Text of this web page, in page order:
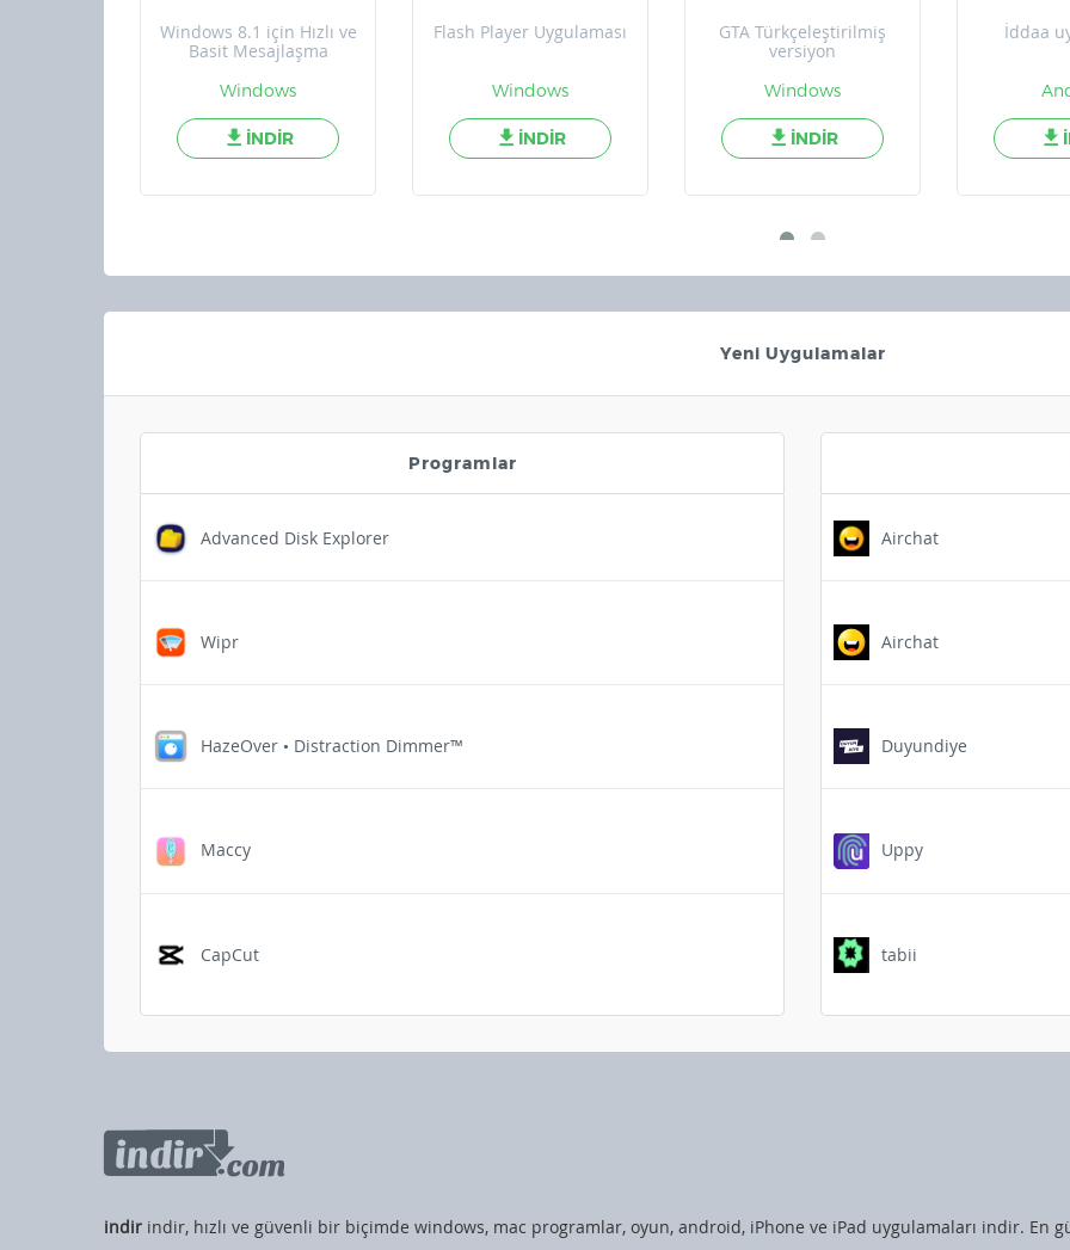
Windows 8.1 için Hızlı ve
Basit Mesajlaşma
Uygulaması
Windows
İNDİR
Flash Player Uygulaması
Windows
İNDİR
GTA Türkçeleştirilmiş
versiyon
Windows
İNDİR
İddaa
Yeni Uygulamalar
Programlar
Advanced Disk Explorer
Wipr
HazeOver • Distraction Dimmer™
Maccy
CapCut
Airchat
Airchat
Duyundiye
Uppy
tabii
indir indir, hızlı ve güvenli bir biçimde windows, mac programlar, oyun, android, iPhone ve iPad uygulamaları indir. En